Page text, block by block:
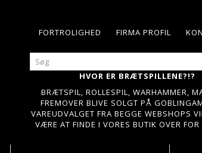
FIRMA PROFIL
FORTROLIGHED
HVOR ER BRÆTSPILLENE?!?
BRÆTSPIL, ROLLESPIL, WARHAMMER,
FREMOVER BLIVE SOLGT PÅ
VAREUDVALGET FRA BEGGE WEBSHOPS
VÆRE AT FINDE I VORES BUTIK OVER FOR